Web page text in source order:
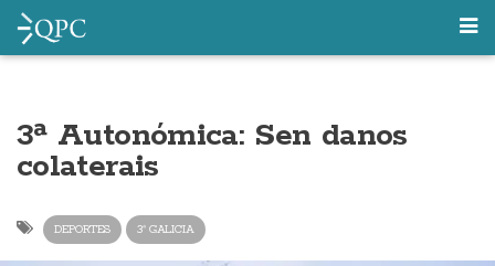
3ª Autonómica: Sen danos
colaterais
DEPORTES 3ª GALICIA